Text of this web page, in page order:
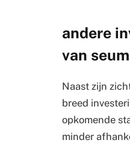
andere
van
Naast zijn
breed
opkomende
minder